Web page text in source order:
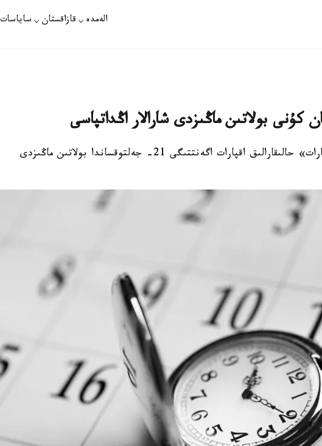
الەمدە قازاقستان ساياسات
نۇر-سۇلتان. قازاقپارات - «قازاقپارات» حالىقارالىق اقپارات اگەنتتىگى 21- جەلتوقساندا بولاتىن ماڭىزدى